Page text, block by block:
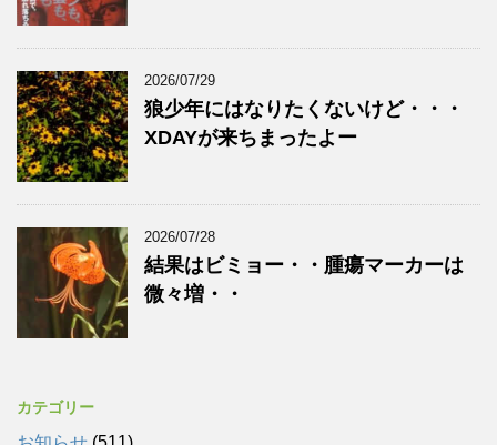
2026/07/29
狼少年にはなりたくないけど・・・
XDAYが来ちまったよー
2026/07/28
結果はビミョー・・腫瘍マーカーは
微々増・・
カテゴリー